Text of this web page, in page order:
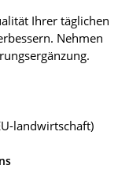
Ihrer täglichen
Nehmen
landwirtschaft)